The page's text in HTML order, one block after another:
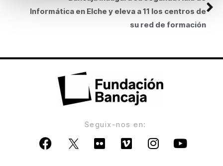
Informática en Elche y eleva a 11 los centros de
su red de formación
Seguix-nos en: